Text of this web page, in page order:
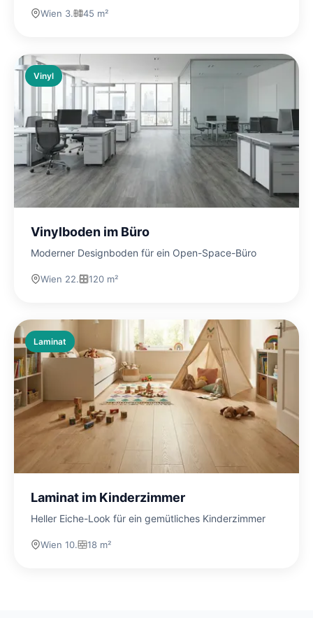
Wien 3. 45 m²
Vinyl
Vinylboden im Büro
Moderner Designboden für ein Open-Space-Büro
Wien 22. 120 m²
Laminat
Laminat im Kinderzimmer
Heller Eiche-Look für ein gemütliches Kinderzimmer
Wien 10. 18 m²